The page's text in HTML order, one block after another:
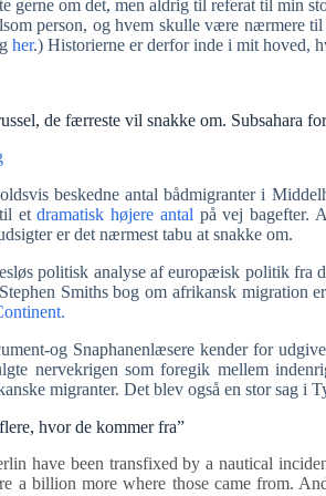
gerne om det, men aldrig til referat til min
person, og hvem skulle være nærmere
her.) Historierne er derfor inde i mit hoved,
de færreste vil snakke om. Subsahara
beskedne antal bådmigranter i
til etdramatisk højere antal på vej bagefter.
er det nærmest tabu at snakke om.
politisk analyse af europæisk politik
Smiths bog om afrikansk migration
og Snaphanenlæsere kender for
nervekrigen som foregik mellem
migranter. Det blev også en stor sag i
hvor de kommer fra”
have been transfixed by a nautical
a billion more where those came from.